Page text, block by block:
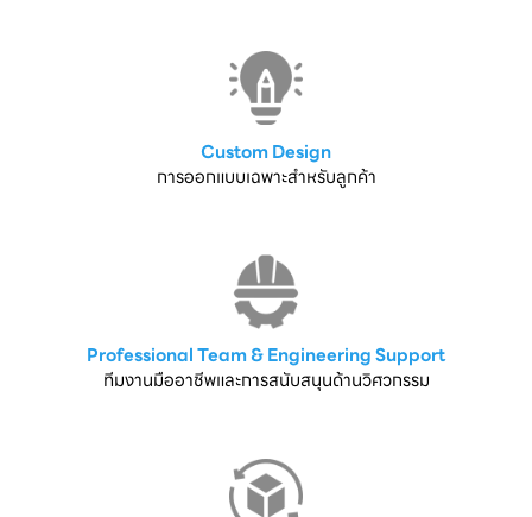
Custom Design
การออกแบบเฉพาะสำหรับลูกค้า
Professional Team & Engineering Support
ทีมงานมืออาชีพและการสนับสนุนด้านวิศวกรรม